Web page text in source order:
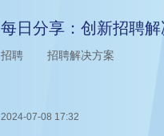
每日分享：创新招聘
招聘 招聘解决方案
2024-07-08 17:32